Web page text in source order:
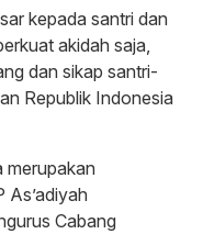
kepada santri dan
akidah saja,
dan sikap santri-
Republik Indonesia
merupakan
As’adiyah
Cabang